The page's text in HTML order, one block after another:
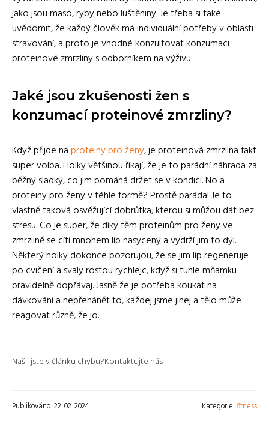
jako jsou maso, ryby nebo luštěniny. Je třeba si také
uvědomit, že každý člověk má individuální potřeby v oblasti
stravování, a proto je vhodné konzultovat konzumaci
proteinové zmrzliny s odborníkem na výživu.
Jaké jsou zkušenosti žen s
konzumací proteinové zmrzliny?
Když přijde naproteiny pro ženy, je proteinová zmrzlina fakt
super volba. Holky většinou říkají, že je to parádní náhrada za
běžný sladký, co jim pomáhá držet se v kondici. No a
proteiny pro ženy v téhle formě? Prostě paráda! Je to
vlastně taková osvěžující dobrůtka, kterou si můžou dát bez
stresu. Co je super, že díky těm proteinům pro ženy ve
zmrzlině se cítí mnohem líp nasycený a vydrží jim to dýl.
Některý holky dokonce pozorujou, že se jim líp regeneruje
po cvičení a svaly rostou rychlejc, když si tuhle mňamku
pravidelně dopřávaj. Jasně že je potřeba koukat na
dávkování a nepřehánět to, každej jsme jinej a tělo může
reagovat různě, že jo.
Našli jste v článku chybu?Kontaktujte nás
Publikováno: 22. 02. 2024 Kategorie:fitness